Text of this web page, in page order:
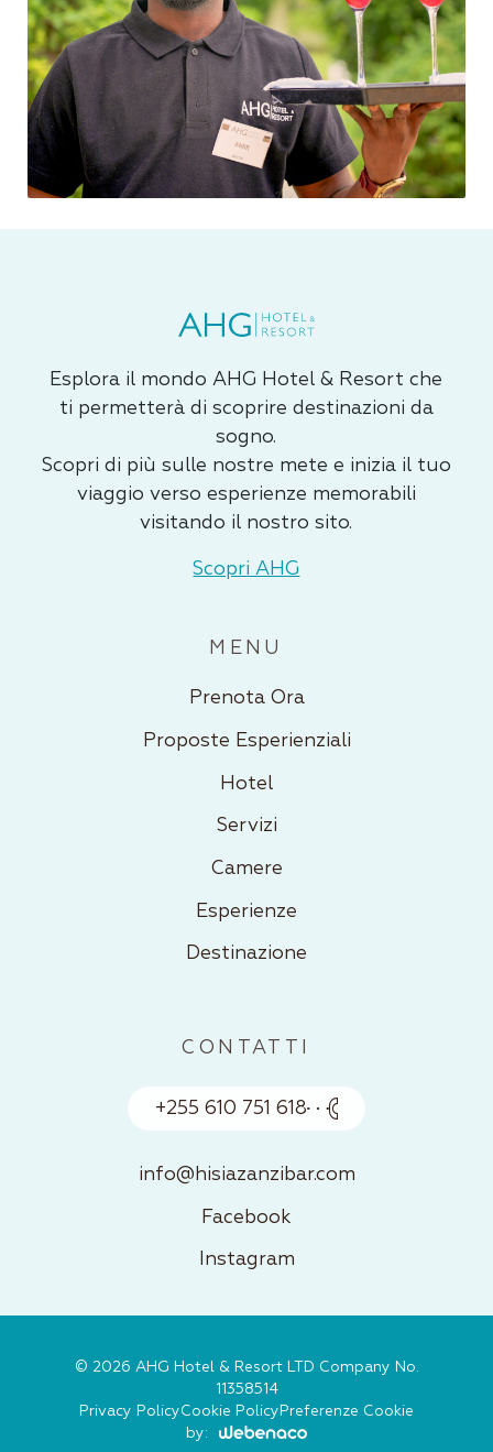
Esplora il mondo AHG Hotel & Resort che
ti permetterà di scoprire destinazioni da
sogno.
Scopri di più sulle nostre mete e inizia il tuo
viaggio verso esperienze memorabili
visitando il nostro sito.
Scopri AHG
MENU
Prenota Ora
Proposte Esperienziali
Hotel
Servizi
Camere
Esperienze
Destinazione
CONTATTI
+255 610 751 618
info@hisiazanzibar.com
Facebook
Instagram
© 2026 AHG Hotel & Resort LTD Company No.
11358514
Privacy PolicyCookie Policy Preferenze Cookie
by: